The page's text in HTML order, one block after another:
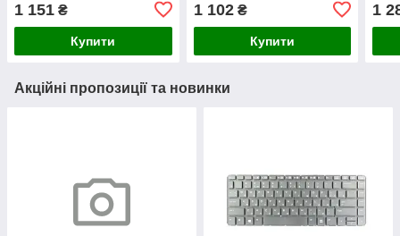
1 151 ₴
Купити
1 102₴
Купити
1
Акційні пропозиції та новинки